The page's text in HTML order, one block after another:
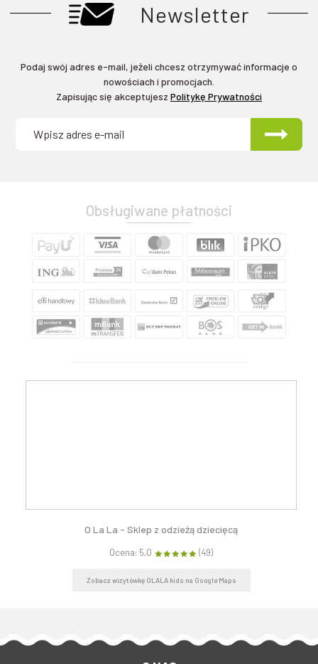
Newsletter
Podaj swój adres e-mail, jeżeli chcesz otrzymywać informacje o
nowościach i promocjach.
Zapisując się akceptujesz Politykę Prywatności
Obsługiwane płatności
O La La - Sklep z odzieżą dziecięcą
Ocena: 5,0 (49)
Zobacz wizytówkę OLALA kids na Google Maps